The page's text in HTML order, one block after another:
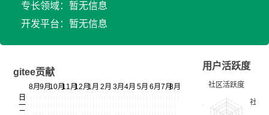
专长领域：暂无信息
开发平台：暂无信息
gitee贡献
用户活跃度